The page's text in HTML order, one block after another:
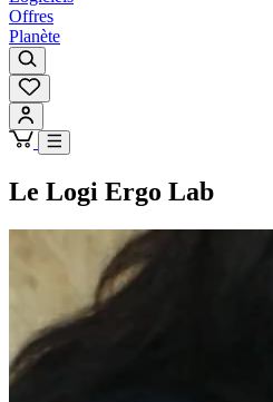
Offres
Planète
Le Logi Ergo Lab